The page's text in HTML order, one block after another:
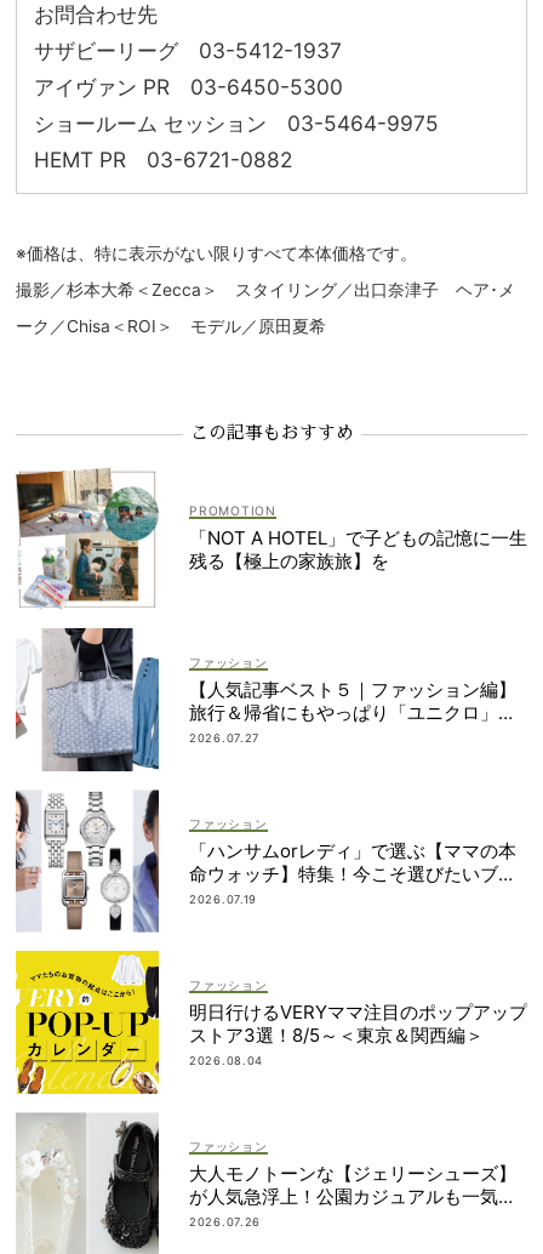
お問合わせ先
サザビーリーグ 03-5412-1937
アイヴァン PR 03-6450-5300
ショールーム セッション 03-5464-9975
HEMT PR 03-6721-0882
※価格は、特に表示がない限りすべて本体価格です。
撮影／杉本大希＜Zecca＞ スタイリング／出口奈津子 ヘア･メ
ーク／Chisa＜ROI＞ モデル／原田夏希
この記事もおすすめ
「NOT A HOTEL」で子どもの記憶に一生
残る【極上の家族旅】を
ファッション
【人気記事ベスト５｜ファッション編】
旅行＆帰省にもやっぱり「ユニクロ」が
最強説！
2026.07.27
ファッション
「ハンサムorレディ」で選ぶ【ママの本
命ウォッチ】特集！今こそ選びたいブラ
ンド19選
2026.07.19
ファッション
明日行けるVERYママ注目のポップアップ
ストア3選！8/5～＜東京＆関西編＞
2026.08.04
ファッション
大人モノトーンな【ジェリーシューズ】
が人気急浮上！公園カジュアルも一気に
華やぐ
2026.07.26